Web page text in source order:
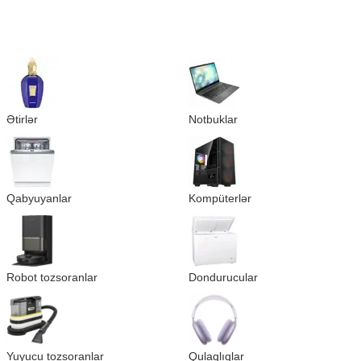
Ətirlər Notbuklar
Qabyuyanlar Kompüterlər
Robot tozsoranlar Dondurucular
Yuyucu tozsoranlar Qulaqlıqlar